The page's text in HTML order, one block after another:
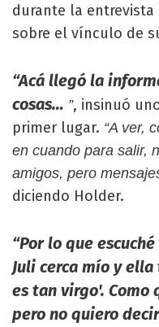
durante la
sobre el vínculo de
“Acá llegó la
cosas… ”, insinuó
primer lugar. “A ver,
en cuando para salir,
amigos, pero
diciendo Holder.
“Por lo que
Juli cerca mío y
es tan virgo'. Como
pero no quiero